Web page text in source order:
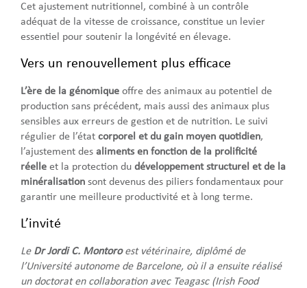
Cet ajustement nutritionnel, combiné à un contrôle
adéquat de la vitesse de croissance, constitue un levier
essentiel pour soutenir la longévité en élevage.
Vers un renouvellement plus efficace
L’ère de la génomique offre des animaux au potentiel de
production sans précédent, mais aussi des animaux plus
sensibles aux erreurs de gestion et de nutrition. Le suivi
régulier de l’état corporel et du gain moyen quotidien,
l’ajustement des aliments en fonction de la prolificité
réelle et la protection du développement structurel et de la
minéralisation sont devenus des piliers fondamentaux pour
garantir une meilleure productivité et à long terme.
L’invité
Le Dr Jordi C. Montoroest vétérinaire, diplômé de
l’Université autonome de Barcelone, où il a ensuite réalisé
un doctorat en collaboration avec Teagasc (Irish Food